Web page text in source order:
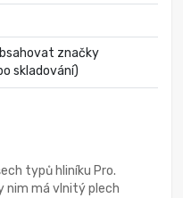
značky
skladování)
typů hliníku Pro.
nim má vlnitý plech